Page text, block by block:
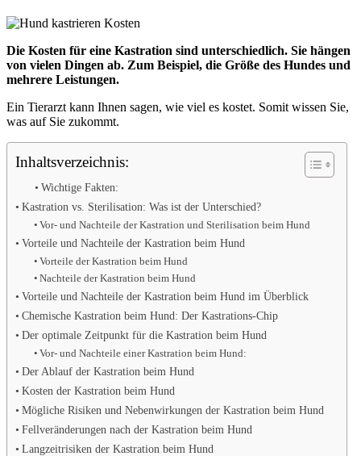
Die Kosten für eine Kastration sind unterschiedlich. Sie hängen
von vielen Dingen ab. Zum Beispiel, die Größe des Hundes und
mehrere Leistungen.
Ein Tierarzt kann Ihnen sagen, wie viel es kostet. Somit wissen Sie,
was auf Sie zukommt.
Inhaltsverzeichnis:
Wichtige Fakten:
Kastration vs. Sterilisation: Was ist der Unterschied?
Vor- und Nachteile der Kastration und Sterilisation beim Hund
Vorteile und Nachteile der Kastration beim Hund
Vorteile der Kastration beim Hund
Nachteile der Kastration beim Hund
Vorteile und Nachteile der Kastration beim Hund im Überblick
Chemische Kastration beim Hund: Der Kastrations-Chip
Der optimale Zeitpunkt für die Kastration beim Hund
Vor- und Nachteile einer Kastration beim Hund:
Der Ablauf der Kastration beim Hund
Kosten der Kastration beim Hund
Mögliche Risiken und Nebenwirkungen der Kastration beim Hund
Fellveränderungen nach der Kastration beim Hund
Langzeitrisiken der Kastration beim Hund